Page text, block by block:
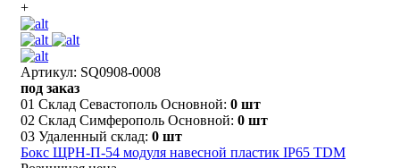
+
Артикул: SQ0908-0008
под заказ
01 Склад Севастополь Основной: 0 шт
02 Склад Симферополь Основной: 0 шт
03 Удаленный склад: 0 шт
Бокс ЩРН-П-54 модуля навесной пластик IP65 TDM